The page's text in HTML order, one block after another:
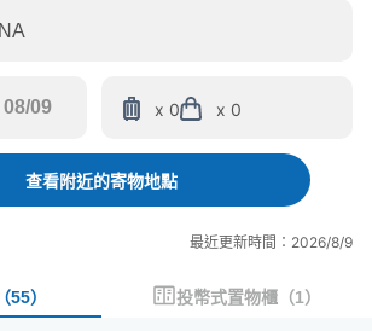
backward
interact
and
x 0 x 0
查看附近的寄物地點
最近更新時間：2026/8/9
（55） 投幣式置物櫃 （1）